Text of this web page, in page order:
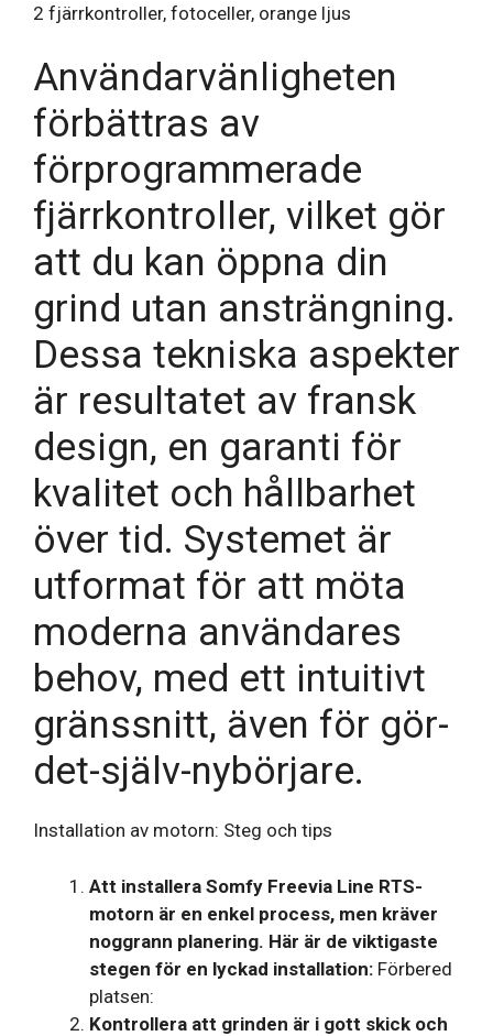
2 fjärrkontroller, fotoceller, orange ljus
Användarvänligheten
förbättras av
förprogrammerade
fjärrkontroller, vilket gör
att du kan öppna din
grind utan ansträngning.
Dessa tekniska aspekter
är resultatet av fransk
design, en garanti för
kvalitet och hållbarhet
över tid. Systemet är
utformat för att möta
moderna användares
behov, med ett intuitivt
gränssnitt, även för gör-
det-själv-nybörjare.
Installation av motorn: Steg och tips
Att installera Somfy Freevia Line RTS-
motorn är en enkel process, men kräver
noggrann planering. Här är de viktigaste
stegen för en lyckad installation: Förbered
platsen:
Kontrollera att grinden är i gott skick och